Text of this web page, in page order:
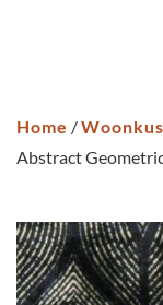
Home /
Abstract